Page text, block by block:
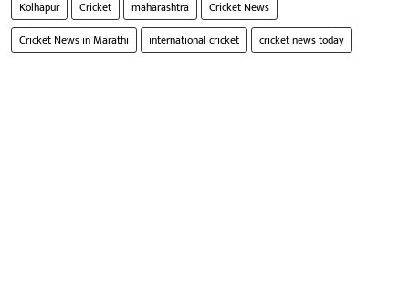
Kolhapur Cricket maharashtra
Cricket News
Cricket News in Marathi
international cricket cricket news today